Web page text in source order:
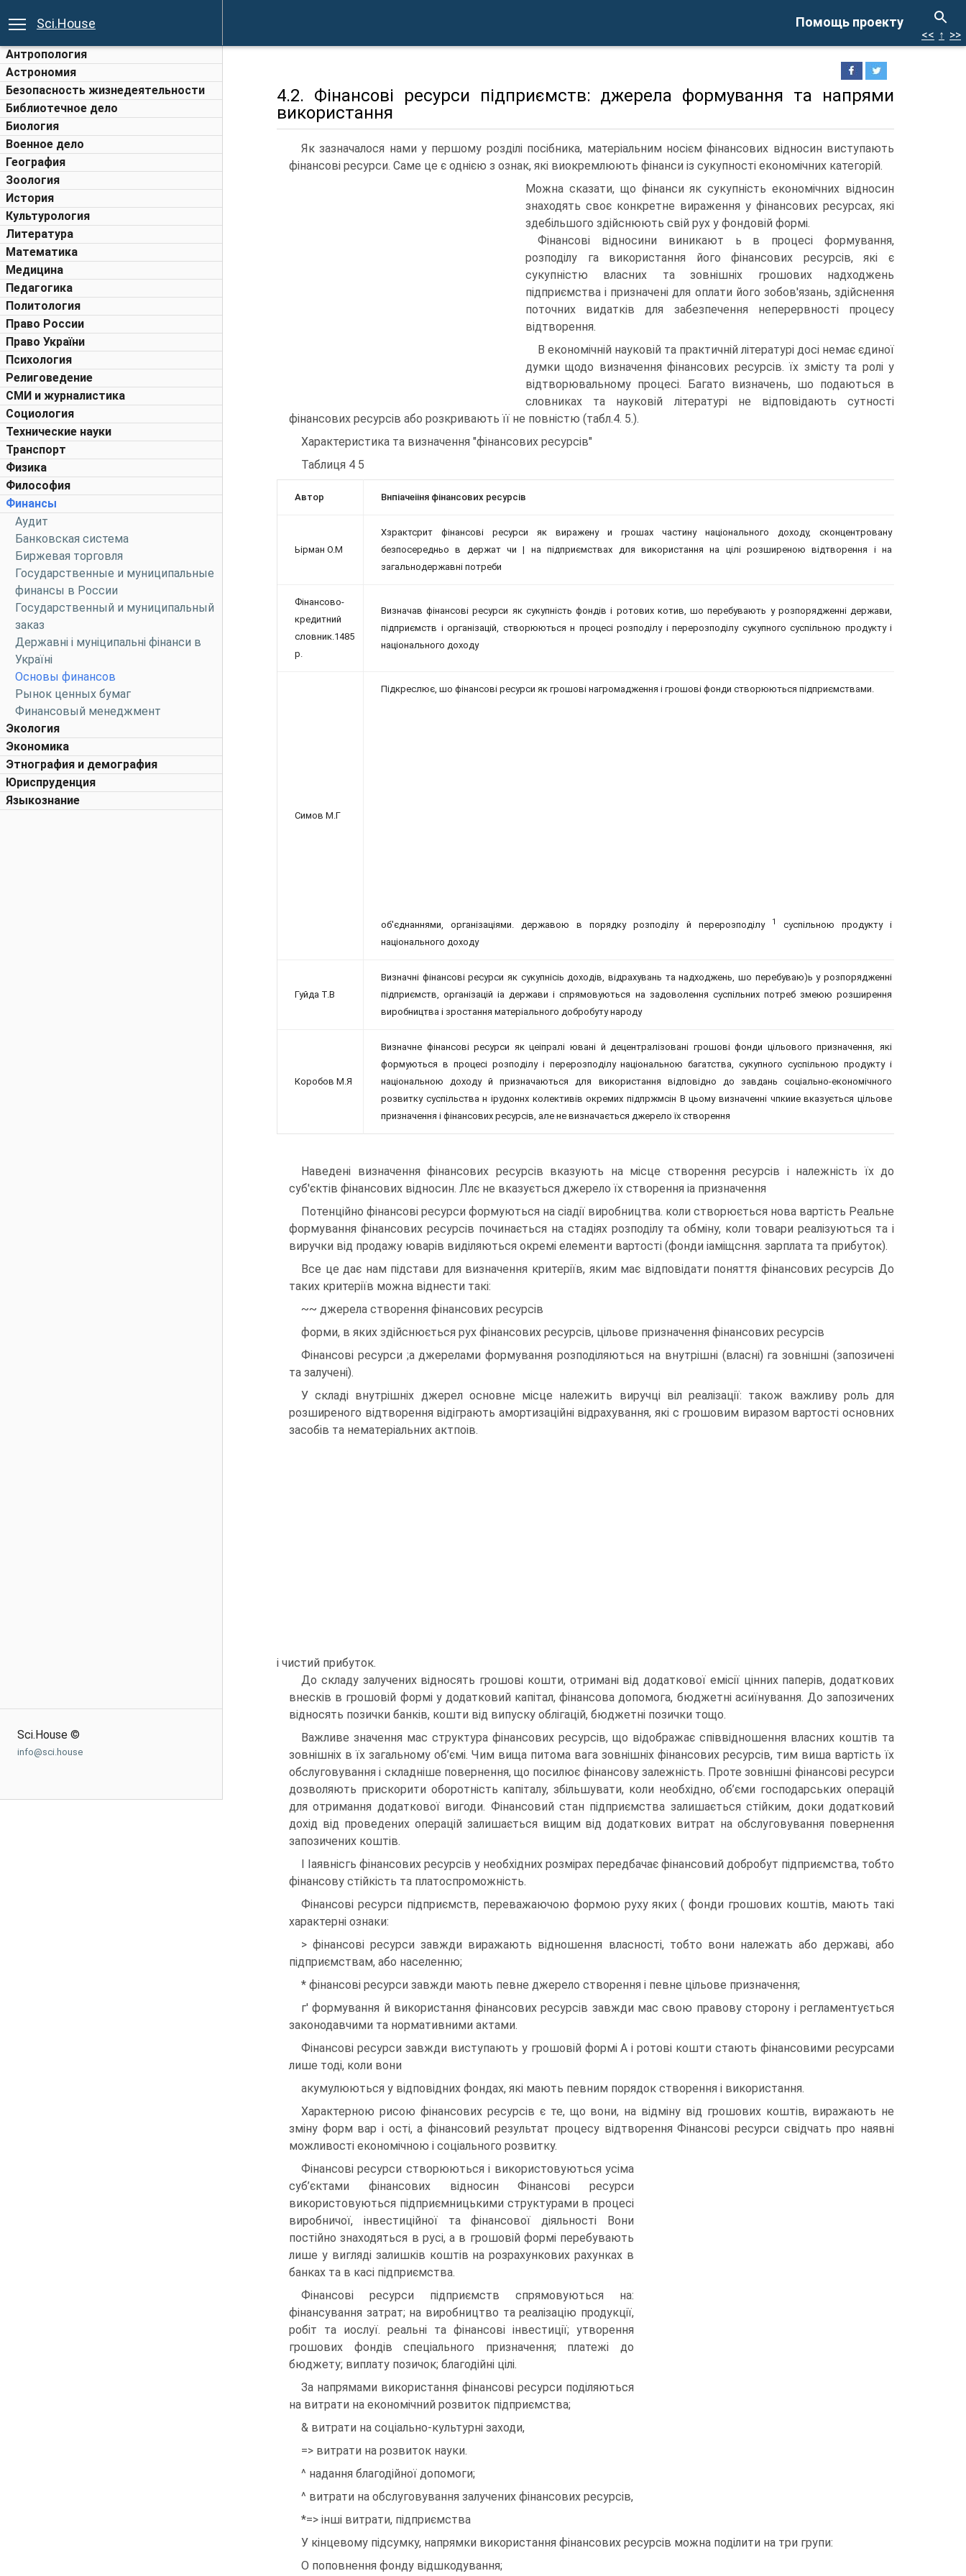
Помощь проекту
Sci.House
Антропология
Астрономия
Безопасность жизнедеятельности
Библиотечное дело
Биология
Военное дело
География
Зоология
История
Культурология
Литература
Математика
Медицина
Педагогика
Политология
Право России
Право України
Психология
Религоведение
СМИ и журналистика
Социология
Технические науки
Транспорт
Физика
Философия
Финансы
Аудит
Банковская система
Биржевая торговля
Государственные и муниципальные
финансы в России
Государственный и муниципальный
заказ
Державні і муніципальні фінанси в
Україні
Основы финансов
Рынок ценных бумаг
Финансовый менеджмент
Экология
Экономика
Этнография и демография
Юриспруденция
Языкознание
Sci.House ©
info@sci.house
<< ↑ >>
4.2. Фінансові ресурси підприємств: джерела формування та напрями
використання
Як зазначалося нами у першому розділі посібника, матеріальним носієм фінансових відносин виступають
фінансові ресурси. Саме це є однією з ознак, які виокремлюють фінанси із сукупності економічних категорій.
Можна сказати, що фінанси як сукупність економічних відносин
знаходять своє конкретне вираження у фінансових ресурсах, які
здебільшого здійснюють свій рух у фондовій формі.
Фінансові відносини виникают ь в процесі формування,
розподілу га використання його фінансових ресурсів, які є
сукупністю власних та зовнішніх грошових надходжень
підприємства і призначені для оплати його зобов'язань, здійснення
поточних видатків для забезпечення неперервності процесу
відтворення.
В економічній науковій та практичній літературі досі немає єдиної
думки щодо визначення фінансових ресурсів. їх змісту та ролі у
відтворювальному процесі. Багато визначень, шо подаються в
словниках та науковій літературі не відповідають сутності
фінансових ресурсів або розкривають її не повністю (табл.4. 5.).
Характеристика та визначення "фінансових ресурсів"
Таблиця 4 5
Автор Внпіачеііня фінансових ресурсів
Ьірман О.М
Хзрактсрит фінансові ресурси як виражену и грошах частину національного доходу, сконцентровану
безпосередньо в держат чи | на підприємствах для використання на цілі розширеною відтворення і на
загальнодержавні потреби
Фінансово-
кредитний
словник.1485
р.
Визначав фінансові ресурси як сукупність фондів і ротових котив, шо перебувають у розпорядженні держави,
підприємств і організацій, створюються н процесі розподілу і перерозподілу сукупного суспільною продукту і
національного доходу
Симов М.Г
Підкреслює, шо фінансові ресурси як грошові нагромадження і грошові фонди створюються підприємствами.
об'єднаннями, організаціями. державою в порядку розподілу й перерозподілу 1
суспільною продукту і
національного доходу
Гуйда Т.В
Визначні фінансові ресурси як сукупнісіь доходів, відрахувань та надходжень, шо перебуваю)ь у розпорядженні
підприємств, організацій іа держави і спрямовуються на задоволення суспільних потреб змеюю розширення
виробництва і зростання матеріального добробуту народу
Коробов М.Я
Визначне фінансові ресурси як цеіпралі ювані й децентралізовані грошові фонди цільового призначення, які
формуються в процесі розподілу і перерозподілу національною багатства, сукупного суспільною продукту і
національною доходу й призначаються для використання відповідно до завдань соціально-економічного
розвитку суспільства н ірудоннх колективів окремих підпржмсін В цьому визначенні чпкиие вказується цільове
призначення і фінансових ресурсів, але не визначається джерело їх створення
Наведені визначення фінансових ресурсів вказують на місце створення ресурсів і належність їх до
суб'єктів фінансових відносин. Ллє не вказується джерело їх створення іа призначення
Потенційно фінансові ресурси формуються на сіадії виробництва. коли створюється нова вартість Реальне
формування фінансових ресурсів починається на стадіях розподілу та обміну, коли товари реалізуються та і
виручки від продажу юварів виділяються окремі елементи вартості (фонди іаміщсння. зарплата та прибуток).
Все це дає нам підстави для визначення критеріїв, яким має відповідати поняття фінансових ресурсів До
таких критеріїв можна віднести такі:
~~ джерела створення фінансових ресурсів
форми, в яких здійснюється рух фінансових ресурсів, цільове призначення фінансових ресурсів
Фінансові ресурси ;а джерелами формування розподіляються на внутрішні (власні) га зовнішні (запозичені
та залучені).
У складі внутрішніх джерел основне місце належить виручці віл реалізації: також важливу роль для
розширеного відтворення відіграють амортизаційні відрахування, які с грошовим виразом вартості основних
засобів та нематеріальних актпоів.
і чистий прибуток.
До складу залучених відносять грошові кошти, отримані від додаткової емісії цінних паперів, додаткових
внесків в грошовій формі у додатковий капітал, фінансова допомога, бюджетні асиїнування. До запозичених
відносять позички банків, кошти від випуску облігацій, бюджетні позички тощо.
Важливе значення мас структура фінансових ресурсів, що відображає співвідношення власних коштів та
зовнішніх в їх загальному об’ємі. Чим вища питома вага зовнішніх фінансових ресурсів, тим виша вартість їх
обслуговування і складніше повернення, що посилює фінансову залежність. Проте зовнішні фінансові ресурси
дозволяють прискорити оборотність капіталу, збільшувати, коли необхідно, об’єми господарських операцій
для отримання додаткової вигоди. Фінансовий стан підприємства залишається стійким, доки додатковий
дохід від проведених операцій залишається вищим від додаткових витрат на обслуговування повернення
запозичених коштів.
І Іаявнісгь фінансових ресурсів у необхідних розмірах передбачає фінансовий добробут підприємства, тобто
фінансову стійкість та платоспроможність.
Фінансові ресурси підприємств, переважаючою формою руху яких ( фонди грошових коштів, мають такі
характерні ознаки:
> фінансові ресурси завжди виражають відношення власності, тобто вони належать або державі, або
підприємствам, або населенню;
* фінансові ресурси завжди мають певне джерело створення і певне цільове призначення;
г' формування й використання фінансових ресурсів завжди мас свою правову сторону і регламентується
законодавчими та нормативними актами.
Фінансові ресурси завжди виступають у грошовій формі А і ротові кошти стають фінансовими ресурсами
лише тоді, коли вони
акумулюються у відповідних фондах, які мають певним порядок створення і використання.
Характерною рисою фінансових ресурсів є те, що вони, на відміну від грошових коштів, виражають не
зміну форм вар і ості, а фінансовий результат процесу відтворення Фінансові ресурси свідчать про наявні
можливості економічною і соціального розвитку.
Фінансові ресурси створюються і використовуються усіма
суб’єктами фінансових відносин Фінансові ресурси
використовуються підприємницькими структурами в процесі
виробничої, інвестиційної та фінансової діяльності Вони
постійно знаходяться в русі, а в грошовій формі перебувають
лише у вигляді залишків коштів на розрахункових рахунках в
банках та в касі підприємства.
Фінансові ресурси підприємств спрямовуються на:
фінансування затрат; на виробництво та реалізацію продукції,
робіт та иослуї. реальні та фінансові інвестиції; утворення
грошових фондів спеціального призначення; платежі до
бюджету; виплату позичок; благодійні цілі.
За напрямами використання фінансові ресурси поділяються
на витрати на економічний розвиток підприємства;
& витрати на соціально-культурні заходи,
=> витрати на розвиток науки.
^ надання благодійної допомоги;
^ витрати на обслуговування залучених фінансових ресурсів,
*=> інші витрати, підприємства
У кінцевому підсумку, напрямки використання фінансових ресурсів можна поділити на три групи:
О поповнення фонду відшкодування;